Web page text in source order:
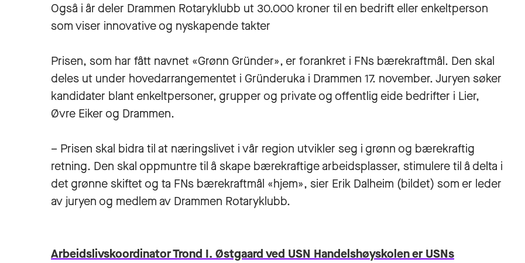
Også i år deler Drammen Rotaryklubb ut 30.000 kroner til en bedrift eller enkeltperson
som viser innovative og nyskapende takter
Prisen, som har fått navnet «Grønn Gründer», er forankret i FNs bærekraftmål. Den skal
deles ut under hovedarrangementet i Gründeruka i Drammen 17. november. Juryen søker
kandidater blant enkeltpersoner, grupper og private og offentlig eide bedrifter i Lier,
Øvre Eiker og Drammen.
– Prisen skal bidra til at næringslivet i vår region utvikler seg i grønn og bærekraftig
retning. Den skal oppmuntre til å skape bærekraftige arbeidsplasser, stimulere til å delta i
det grønne skiftet og ta FNs bærekraftmål «hjem», sier Erik Dalheim (bildet) som er leder
av juryen og medlem av Drammen Rotaryklubb.
Arbeidslivskoordinator Trond I. Østgaard ved USN Handelshøyskolen er USNs